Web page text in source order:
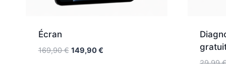
Écran
169,90€ 149,90€